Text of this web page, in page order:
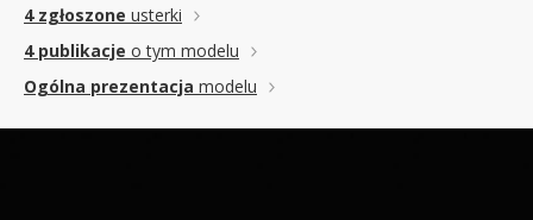
4 zgłoszone usterki
4 publikacje o tym modelu
Ogólna prezentacja modelu